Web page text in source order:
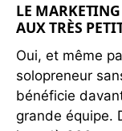
LE
AUX TRÈS
Oui, et même
solopreneur
bénéficie
grande équipe.